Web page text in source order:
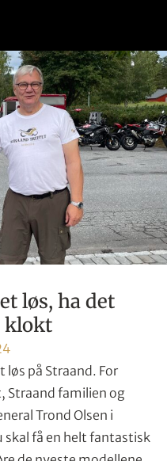
løs, ha det
klokt
løs på Straand. For
Straand familien og
Trond Olsen i
skal få en helt fantastisk